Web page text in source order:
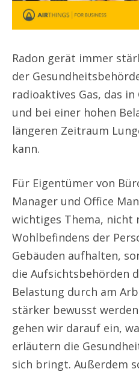
Radon gerät immer
der
radioaktives Gas, das
und bei einer hohen
längeren Zeitraum
kann.
Für Eigentümer von
Manager und Office
wichtiges Thema, nicht
Wohlbefindens der
Gebäuden aufhalten,
die Aufsichtsbehörden
Belastung durch am
stärker bewusst
gehen wir darauf ein,
erläutern die
sich bringt. Außerdem